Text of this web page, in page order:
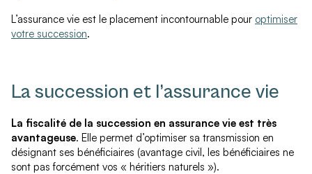
L’assurance vie est le placement incontournable pour optimiser
votre succession.
La succession et l’assurance vie
La fiscalité de la succession en assurance vie est très
avantageuse. Elle permet d’optimiser sa transmission en
désignant ses bénéficiaires (avantage civil, les bénéficiaires ne
sont pas forcément vos « héritiers naturels »).